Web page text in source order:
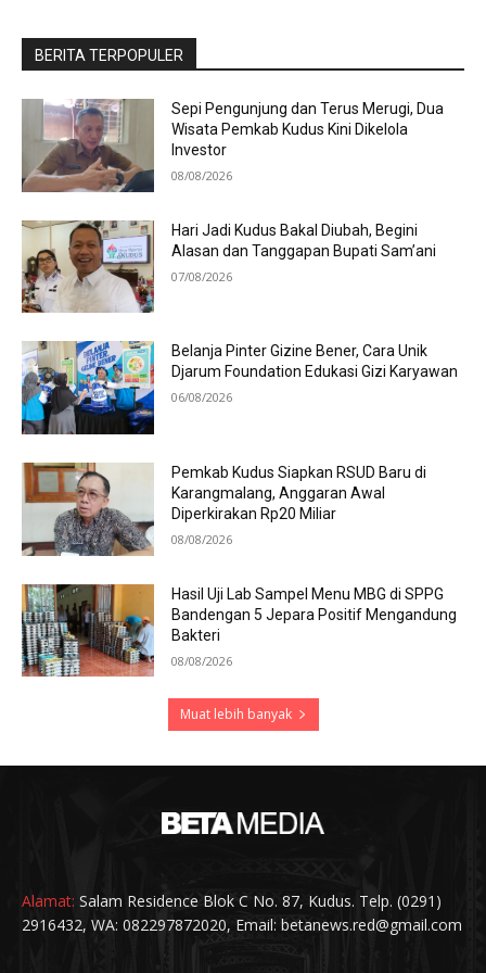
BERITA TERPOPULER
Sepi Pengunjung dan Terus Merugi, Dua
Wisata Pemkab Kudus Kini Dikelola
Investor
08/08/2026
Hari Jadi Kudus Bakal Diubah, Begini
Alasan dan Tanggapan Bupati Sam’ani
07/08/2026
Belanja Pinter Gizine Bener, Cara Unik
Djarum Foundation Edukasi Gizi Karyawan
06/08/2026
Pemkab Kudus Siapkan RSUD Baru di
Karangmalang, Anggaran Awal
Diperkirakan Rp20 Miliar
08/08/2026
Hasil Uji Lab Sampel Menu MBG di SPPG
Bandengan 5 Jepara Positif Mengandung
Bakteri
08/08/2026
Muat lebih banyak
Alamat: Salam Residence Blok C No. 87, Kudus. Telp. (0291)
2916432, WA: 082297872020, Email: betanews.red@gmail.com